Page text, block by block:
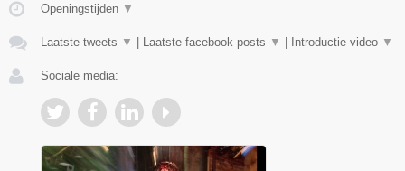
Openingstijden ▼
Laatste tweets ▼ | Laatste facebook posts ▼ | Introductie video ▼
Sociale media: